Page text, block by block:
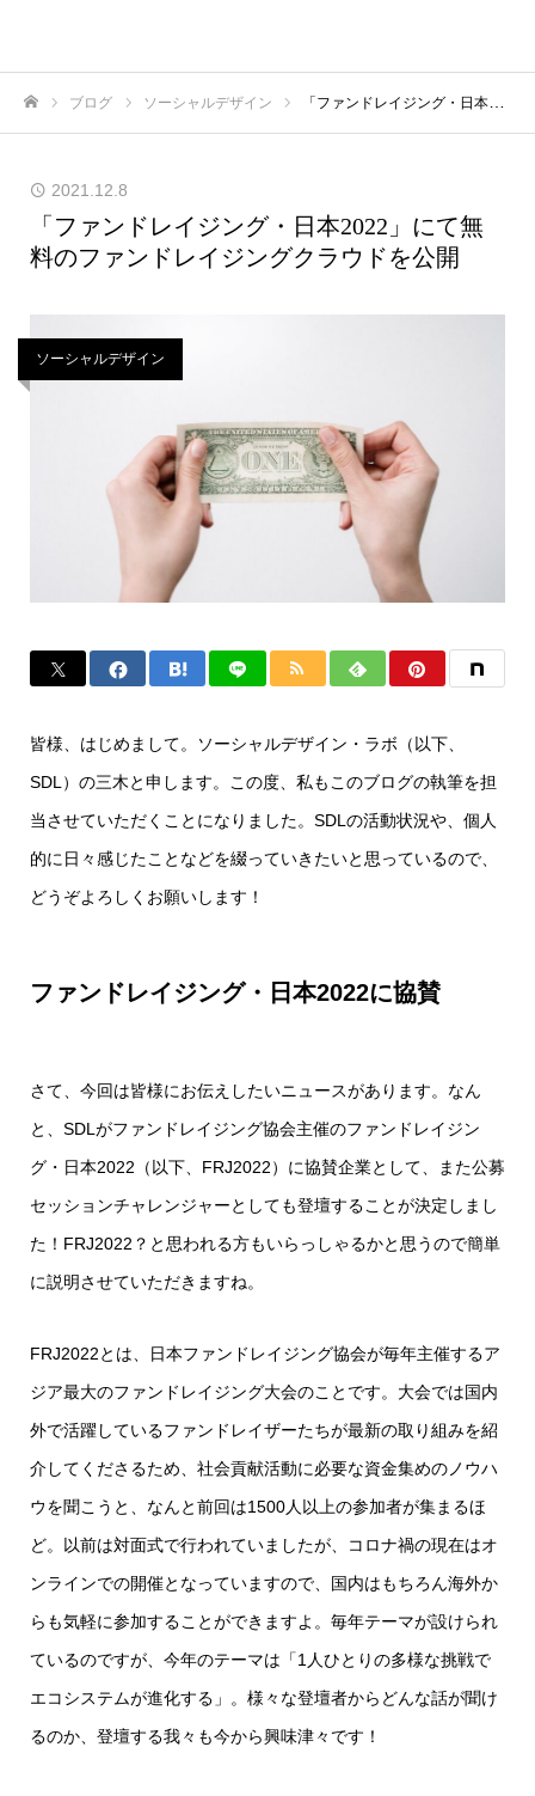
ブログ ソーシャルデザイン 「ファンドレイジング・日本2022」にて無料のファンドレイジングクラウドを公開
2021.12.8
「ファンドレイジング・日本2022」にて無
料のファンドレイジングクラウドを公開
ソーシャルデザイン
皆様、はじめまして。ソーシャルデザイン・ラボ（以下、
SDL）の三木と申します。この度、私もこのブログの執筆を担
当させていただくことになりました。SDLの活動状況や、個人
的に日々感じたことなどを綴っていきたいと思っているので、
どうぞよろしくお願いします！
ファンドレイジング・日本2022に協賛
さて、今回は皆様にお伝えしたいニュースがあります。なん
と、SDLがファンドレイジング協会主催のファンドレイジン
グ・日本2022（以下、FRJ2022）に協賛企業として、また公募
セッションチャレンジャーとしても登壇することが決定しまし
た！FRJ2022？と思われる方もいらっしゃるかと思うので簡単
に説明させていただきますね。
FRJ2022とは、日本ファンドレイジング協会が毎年主催するア
ジア最大のファンドレイジング大会のことです。大会では国内
外で活躍しているファンドレイザーたちが最新の取り組みを紹
介してくださるため、社会貢献活動に必要な資金集めのノウハ
ウを聞こうと、なんと前回は1500人以上の参加者が集まるほ
ど。以前は対面式で行われていましたが、コロナ禍の現在はオ
ンラインでの開催となっていますので、国内はもちろん海外か
らも気軽に参加することができますよ。毎年テーマが設けられ
ているのですが、今年のテーマは「1人ひとりの多様な挑戦で
エコシステムが進化する」。様々な登壇者からどんな話が聞け
るのか、登壇する我々も今から興味津々です！